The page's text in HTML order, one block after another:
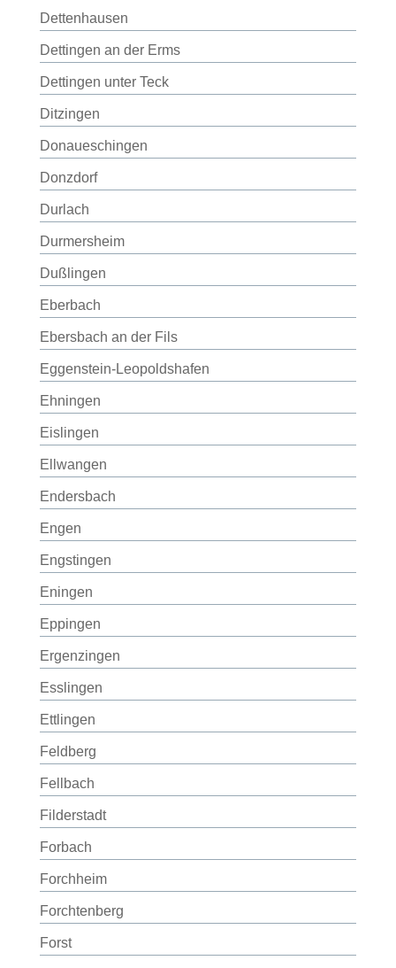
Dettenhausen
Dettingen an der Erms
Dettingen unter Teck
Ditzingen
Donaueschingen
Donzdorf
Durlach
Durmersheim
Dußlingen
Eberbach
Ebersbach an der Fils
Eggenstein-Leopoldshafen
Ehningen
Eislingen
Ellwangen
Endersbach
Engen
Engstingen
Eningen
Eppingen
Ergenzingen
Esslingen
Ettlingen
Feldberg
Fellbach
Filderstadt
Forbach
Forchheim
Forchtenberg
Forst